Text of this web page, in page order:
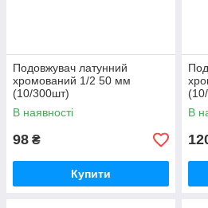
Подовжувач латунний
хромований 1/2 50 мм
(10/300шт)
В наявності
98 ₴
Купити
В